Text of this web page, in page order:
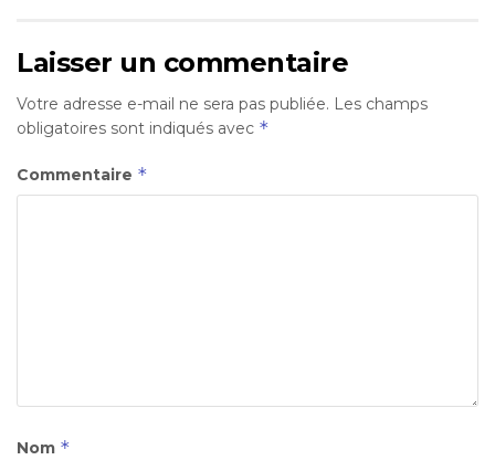
Laisser un commentaire
Votre adresse e-mail ne sera pas publiée. Les champs
obligatoires sont indiqués avec *
Commentaire *
Nom *